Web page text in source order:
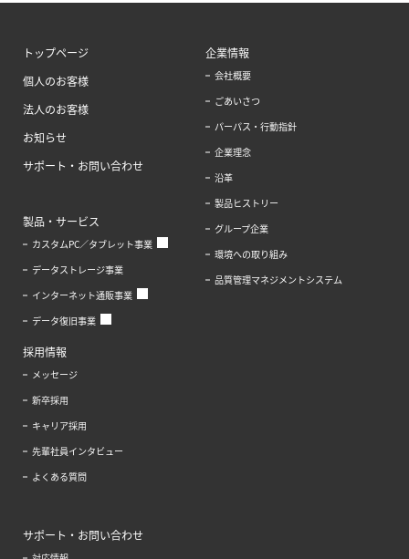
トップページ
個人のお客様
法人のお客様
お知らせ
サポート・お問い合わせ
製品・サービス
カスタムPC／タブレット事業
データストレージ事業
インターネット通販事業
データ復旧事業
企業情報
会社概要
ごあいさつ
パーパス・行動指針
企業理念
沿革
製品ヒストリー
グループ企業
環境への取り組み
品質管理マネジメントシステム
採用情報
メッセージ
新卒採用
キャリア採用
先輩社員インタビュー
よくある質問
サポート・お問い合わせ